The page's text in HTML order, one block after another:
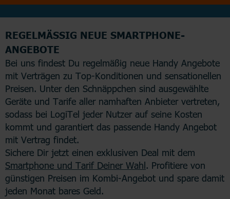
REGELMÄSSIG NEUE SMARTPHONE-A
NGEBOTE
Bei uns findest Du regelmäßig neue Handy Angebote
mit Verträgen zu Top-Konditionen und sensationellen
Preisen. Unter den Schnäppchen sind ausgewählte
Geräte und Tarife aller namhaften Anbieter vertreten,
sodass bei LogiTel jeder Nutzer auf seine Kosten
kommt und garantiert das passende Handy Angebot
mit Vertrag findet.
Sichere Dir jetzt einen exklusiven Deal mit dem
Smartphone und Tarif Deiner Wahl. Profitiere von
günstigen Preisen im Kombi-Angebot und spare damit
jeden Monat bares Geld.